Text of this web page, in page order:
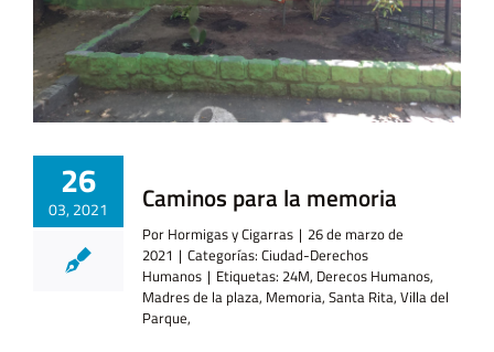
26
03, 2021 Caminos para la memoria
Por Hormigas y Cigarras | 26 de marzo de
2021 | Categorías: Ciudad-Derechos
Humanos | Etiquetas: 24M, Derecos Humanos,
Madres de la plaza, Memoria, Santa Rita, Villa del
Parque,